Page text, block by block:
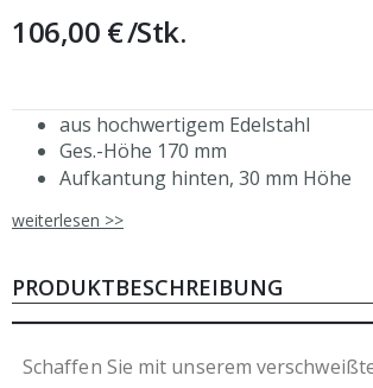
106,00 €/Stk.
aus hochwertigem Edelstahl
Ges.-Höhe 170 mm
Aufkantung hinten, 30 mm Höhe
aus eigener,
bitte entsprechend der
geeignetes Befestigungsmaterial
weiterlesen >>
PRODUKTBESCHREIBUNG
Schaffen Sie mit unserem